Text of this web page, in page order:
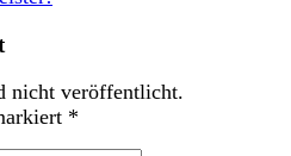
nicht veröffentlicht.
*